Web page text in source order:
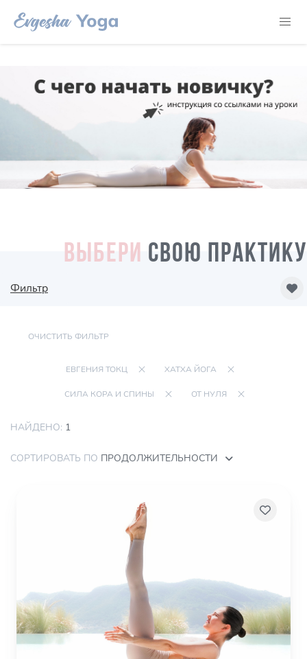
ВЫБЕРИ СВОЮ ПРАКТИКУ
Фильтр
ОЧИСТИТЬ ФИЛЬТР
ЕВГЕНИЯ ТОКЦ ХАТХА ЙОГА
СИЛА КОРА И СПИНЫ ОТ НУЛЯ
НАЙДЕНО: 1
СОРТИРОВАТЬ ПО ПРОДОЛЖИТЕЛЬНОСТИ